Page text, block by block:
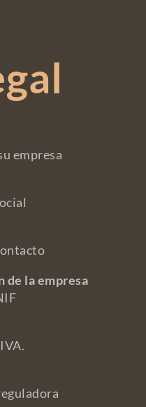
empresa
de la empresa